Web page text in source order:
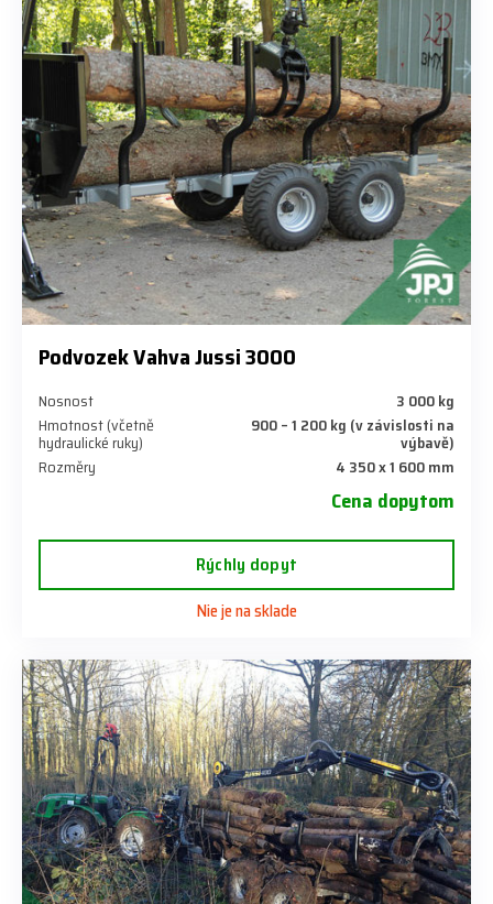
Podvozek Vahva Jussi 3000
Nosnost
3 000 kg
Hmotnost (včetně
hydraulické ruky)
900 – 1 200 kg (v závislosti na
výbavě)
Rozměry
4 350 x 1 600 mm
Cena dopytom
Rýchly dopyt
Nie je na sklade